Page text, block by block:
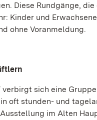
Diese Rundgänge,
Kinder und
ohne Voranmeldung.
sich eine
oft stunden- und
im Alten